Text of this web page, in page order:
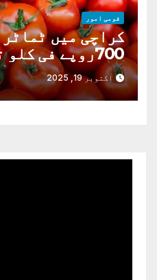
قومی امور
کراچی میں
700روپے فی کلو تک پہنچ گئی
اکتوبر 19, 2025